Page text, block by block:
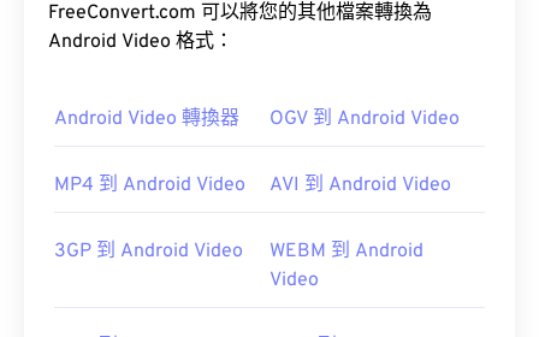
FreeConvert.com 可以將您的其他檔案轉換為
Android Video 格式：
Android Video 轉換器 OGV 到 Android Video
MP4 到 Android Video AVI 到 Android Video
3GP 到 Android Video
WEBM 到 Android
Video